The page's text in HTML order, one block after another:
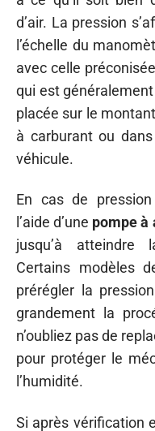
d’air. La pression
l’échelle du
avec celle
qui est
placée sur le
à carburant ou
véhicule.
En cas de
l’aide d’une pompe à
jusqu’à atteindre
Certains modèles
prérégler la
grandement la
n’oubliez pas de
pour protéger le
l’humidité.
Si après vérification